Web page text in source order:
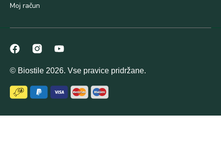
Moj račun
© Biostile 2026. Vse pravice pridržane.